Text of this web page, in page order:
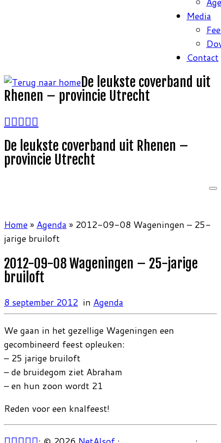
Media
Contact
De leukste coverband uit
Rhenen – provincie Utrecht
De leukste coverband uit Rhenen –
provincie Utrecht
Home» Agenda » 2012-09-08 Wageningen – 25-
jarige bruiloft
2012-09-08 Wageningen – 25-jarige
bruiloft
8 september 2012 in Agenda
We gaan in het gezellige Wageningen een
gecombineerd feest opleuken:
– 25 jarige bruiloft
– de bruidegom ziet Abraham
– en hun zoon wordt 21
Reden voor een knalfeest!